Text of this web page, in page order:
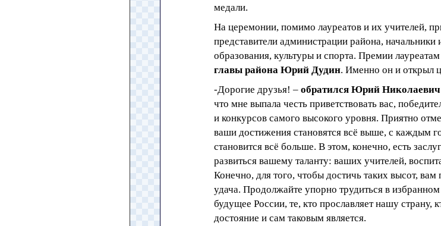
медали.
На церемонии, помимо лауреатов и их учителей,
представители администрации района, начальники
образования, культуры и спорта. Премии
главы района Юрий Дудин. Именно он и открыл
-Дорогие друзья! – обратился Юрий
что мне выпала честь приветствовать вас,
и конкурсов самого высокого уровня. Приятно
ваши достижения становятся всё выше, с каждым
становится всё больше. В этом, конечно, есть
развиться вашему таланту: ваших учителей,
Конечно, для того, чтобы достичь таких высот, вам
удача. Продолжайте упорно трудиться в
будущее России, те, кто прославляет нашу страну,
достояние и сам таковым является.